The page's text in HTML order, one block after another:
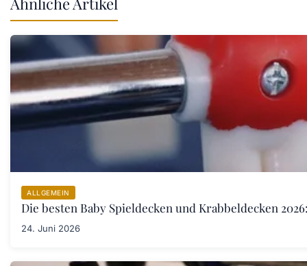
ALLGEMEIN
Die besten Baby Spieldecken und Krabbeldecken
24. Juni 2026